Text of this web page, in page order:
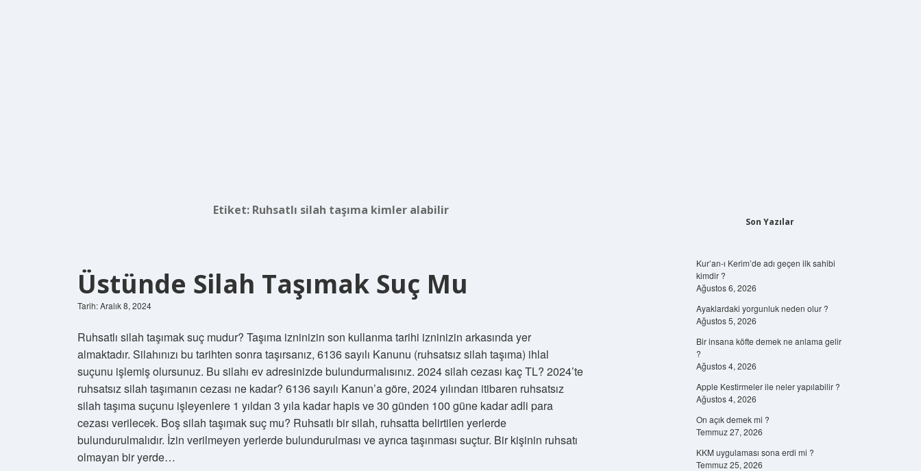
Etiket: Ruhsatlı silah taşıma kimler alabilir
Üstünde Silah Taşımak Suç Mu
Tarih: Aralık 8, 2024
Ruhsatlı silah taşımak suç mudur? Taşıma izninizin son kullanma tarihi izninizin arkasında yer
almaktadır. Silahınızı bu tarihten sonra taşırsanız, 6136 sayılı Kanunu (ruhsatsız silah taşıma) ihlal
suçunu işlemiş olursunuz. Bu silahı ev adresinizde bulundurmalısınız. 2024 silah cezası kaç TL? 2024’te
ruhsatsız silah taşımanın cezası ne kadar? 6136 sayılı Kanun’a göre, 2024 yılından itibaren ruhsatsız
silah taşıma suçunu işleyenlere 1 yıldan 3 yıla kadar hapis ve 30 günden 100 güne kadar adli para
cezası verilecek. Boş silah taşımak suç mu? Ruhsatlı bir silah, ruhsatta belirtilen yerlerde
bulundurulmalıdır. İzin verilmeyen yerlerde bulundurulması ve ayrıca taşınması suçtur. Bir kişinin ruhsatı
olmayan bir yerde…
Son Yazılar
Kur’an-ı Kerim’de adı geçen ilk sahibi
kimdir ?
Ağustos 6, 2026
Ayaklardaki yorgunluk neden olur ?
Ağustos 5, 2026
Bir insana köfte demek ne anlama gelir
?
Ağustos 4, 2026
Apple Kestirmeler ile neler yapılabilir ?
Ağustos 4, 2026
On açık demek mi ?
Temmuz 27, 2026
KKM uygulaması sona erdi mi ?
Temmuz 25, 2026